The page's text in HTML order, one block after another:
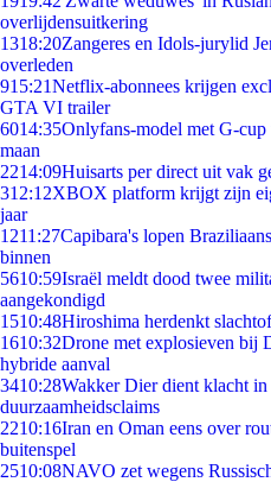
overlijdensuitkering
1318:20Zangeres en Idols-jurylid
overleden
915:21Netflix-abonnees krijgen
GTA VI trailer
6014:35Onlyfans-model met G-
maan
2214:09Huisarts per direct uit vak
312:12XBOX platform krijgt zijn
jaar
1211:27Capibara's lopen
binnen
5610:59Israël meldt dood twee
aangekondigd
1510:48Hiroshima herdenkt
1610:32Drone met explosieven bij
hybride aanval
3410:28Wakker Dier dient klacht
duurzaamheidsclaims
2210:16Iran en Oman eens over
buitenspel
2510:08NAVO zet wegens